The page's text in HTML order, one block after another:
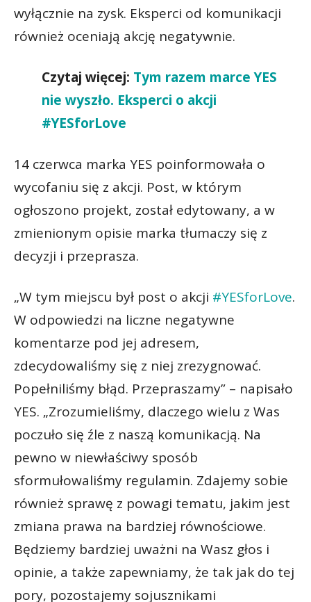
wyłącznie na zysk. Eksperci od komunikacji
również oceniają akcję negatywnie.
Czytaj więcej: Tym razem marce YES
nie wyszło. Eksperci o akcji
#YESforLove
14 czerwca marka YES poinformowała o
wycofaniu się z akcji. Post, w którym
ogłoszono projekt, został edytowany, a w
zmienionym opisie marka tłumaczy się z
decyzji i przeprasza.
„W tym miejscu był post o akcji #YESforLove.
W odpowiedzi na liczne negatywne
komentarze pod jej adresem,
zdecydowaliśmy się z niej zrezygnować.
Popełniliśmy błąd. Przepraszamy” – napisało
YES. „Zrozumieliśmy, dlaczego wielu z Was
poczuło się źle z naszą komunikacją. Na
pewno w niewłaściwy sposób
sformułowaliśmy regulamin. Zdajemy sobie
również sprawę z powagi tematu, jakim jest
zmiana prawa na bardziej równościowe.
Będziemy bardziej uważni na Wasz głos i
opinie, a także zapewniamy, że tak jak do tej
pory, pozostajemy sojusznikami